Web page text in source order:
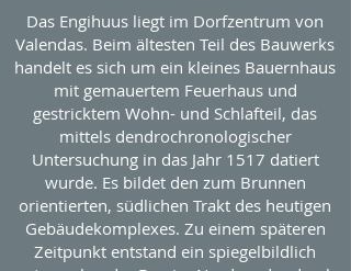
Das Engihuus liegt im Dorfzentrum von
Valendas. Beim ältesten Teil des Bauwerks
handelt es sich um ein kleines Bauernhaus
mit gemauertem Feuerhaus und
gestricktem Wohn- und Schlafteil, das
mittels dendrochronologischer
Untersuchung in das Jahr 1517 datiert
wurde. Es bildet den zum Brunnen
orientierten, südlichen Trakt des heutigen
Gebäudekomplexes. Zu einem späteren
Zeitpunkt entstand ein spiegelbildlich